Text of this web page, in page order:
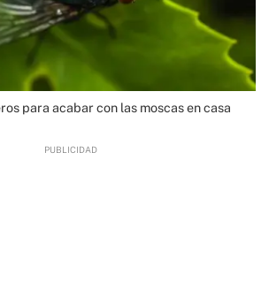
para acabar con las moscas en casa